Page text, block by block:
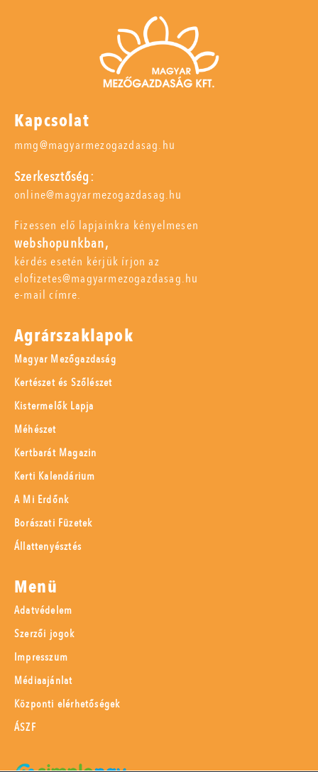
Kapcsolat
mmg@magyarmezogazdasag.hu
Szerkesztőség:
online@magyarmezogazdasag.hu
Fizessen elő lapjainkra kényelmesen
webshopunkban,
kérdés esetén kérjük írjon az
elofizetes@magyarmezogazdasag.hu
e-mail címre.
Agrárszaklapok
Magyar Mezőgazdaság
Kertészet és Szőlészet
Kistermelők Lapja
Méhészet
Kertbarát Magazin
Kerti Kalendárium
A Mi Erdőnk
Borászati Füzetek
Állattenyésztés
Menü
Adatvédelem
Szerzői jogok
Impresszum
Médiaajánlat
Központi elérhetőségek
ÁSZF